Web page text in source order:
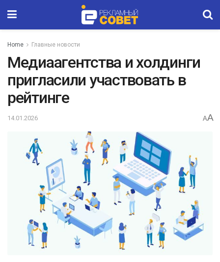
Home Главные новости
Медиаагентства и холдинги
пригласили участвовать в
рейтинге
14.01.2026 AA